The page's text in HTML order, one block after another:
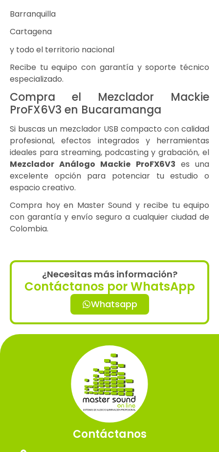
Barranquilla
Cartagena
y todo el territorio nacional
Recibe tu equipo con garantía y soporte técnico
especializado.
Compra el Mezclador Mackie
ProFX6V3 en Bucaramanga
Si buscas un mezclador USB compacto con calidad
profesional, efectos integrados y herramientas
ideales para streaming, podcasting y grabación, el
Mezclador Análogo Mackie ProFX6V3 es una
excelente opción para potenciar tu estudio o
espacio creativo.
Compra hoy en Master Sound y recibe tu equipo
con garantía y envío seguro a cualquier ciudad de
Colombia.
¿Necesitas más información?
Contáctanos por WhatsApp
Whatsapp
Contáctanos